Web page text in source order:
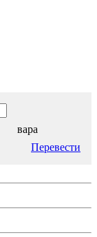
вара
Перевести